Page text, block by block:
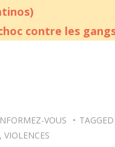
contre les
VOUS TAGGED
, VIOLENCES